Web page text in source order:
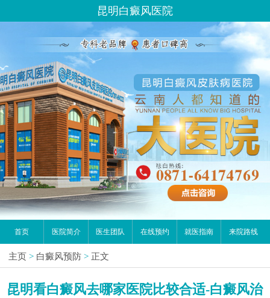
昆明白癜风医院
首页 医院简介 医生团队 在线预约 就医指南 来院路线
主页 > 白癜风预防 > 正文
昆明看白癜风去哪家医院比较合适-白癜风治